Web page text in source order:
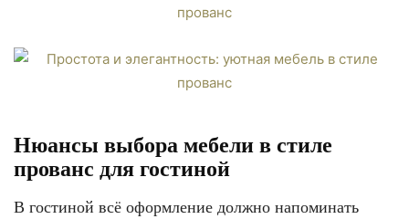
Нюансы выбора мебели в стиле
прованс для гостиной
В гостиной всё оформление должно напоминать